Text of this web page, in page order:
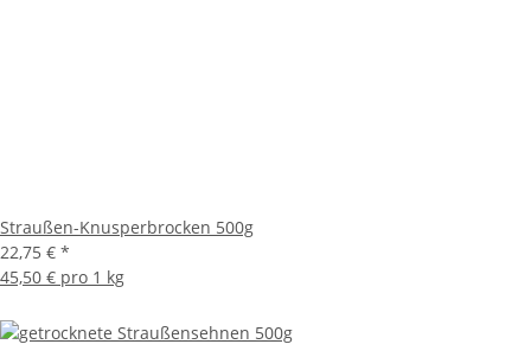
Straußen-Knusperbrocken 500g
22,75 € *
45,50 € pro 1 kg